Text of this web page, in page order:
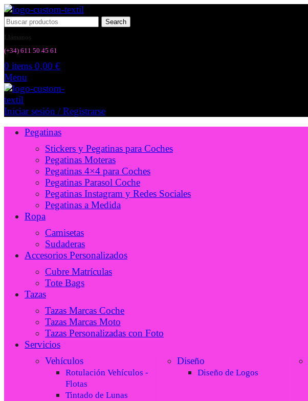
Search
Llámanos
(+34) 611 50 45 61
0 items 0,00 €
Menu
Iniciar sesión / Registrarse
Pegatinas
Stickers y Pegatinas para Coches
Pegatinas Moteras
Pegatinas 4×4 para Coches
Pegatinas Parasol Coche
Pegatinas Instagram y Redes Sociales
Pegatinas a Medida
Ropa
Camisetas
Sudaderas
Accesorios Personalizados
Cubre Matrículas
Tote Bags
Tazas
Tazas Marcas Coche
Tazas Marcas Moto
Tazas Personalizadas con Foto
Servicios
Vehículos
Rotulación Vehículos -
Flotas
Tintado de Lunas
Diseño
Diseño de Logos